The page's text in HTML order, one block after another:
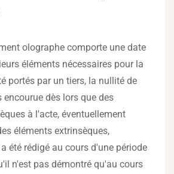
olographe comporte une date
éléments nécessaires pour la
portés par un tiers, la nullité de
encourue dès lors que des
à l'acte, éventuellement
éléments extrinsèques,
été rédigé au cours d'une période
n'est pas démontré qu'au cours